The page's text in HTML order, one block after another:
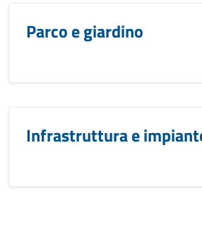
Parco e giardino
Infrastruttura e